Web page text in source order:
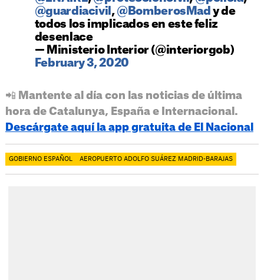
@guardiacivil , @BomberosMad y de
todos los implicados en este feliz
desenlace
— Ministerio Interior (@interiorgob)
February 3, 2020
📲 Mantente al día con las noticias de última
hora de Catalunya, España e Internacional.
Descárgate aquí la app gratuita de El Nacional
GOBIERNO ESPAÑOL AEROPUERTO ADOLFO SUÁREZ MADRID-BARAJAS